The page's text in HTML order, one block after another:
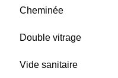
Cheminée
Double vitrage
Vide sanitaire